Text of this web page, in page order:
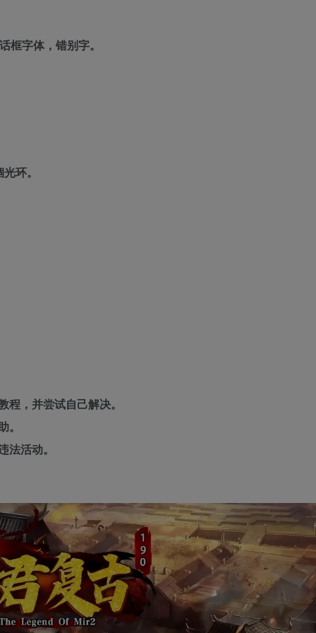
框字体，错别字。
环。
，并尝试自己解决。
活动。